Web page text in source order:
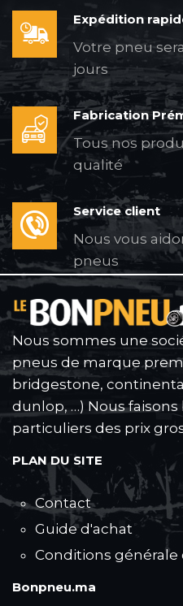
Expédition
Votre pneu
jours
Fabrication
Tous nos
qualité
Service client
Nous vous
pneus
Nous sommes une
pneus de marque
bridgestone,
dunlop, …) Nous
particuliers des prix
PLAN DU SITE
Contact
Guide d'achat
Conditions générale
Bonpneu.ma